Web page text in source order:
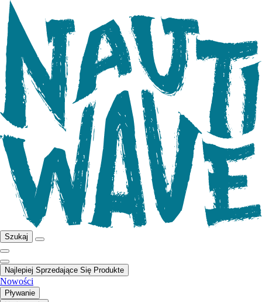
Szukaj
Najlepiej Sprzedające Się Produkte
Nowości
Pływanie